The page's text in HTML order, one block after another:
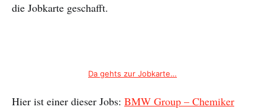
die Jobkarte geschafft.
Da gehts zur Jobkarte…
Hier ist einer dieser Jobs: BMW Group – Chemiker